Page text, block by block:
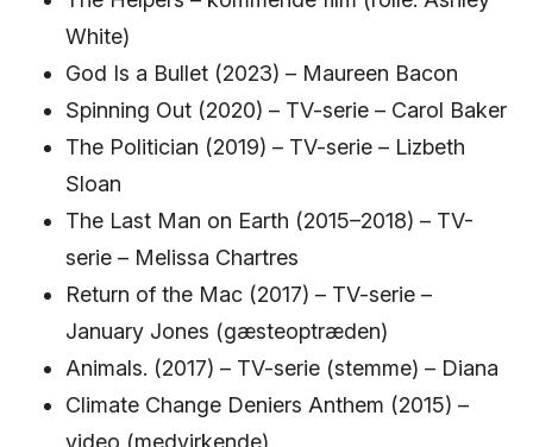
White)
God Is a Bullet (2023) – Maureen Bacon
Spinning Out (2020) – TV-serie – Carol Baker
The Politician (2019) – TV-serie – Lizbeth
Sloan
The Last Man on Earth (2015–2018) – TV-
serie – Melissa Chartres
Return of the Mac (2017) – TV-serie –
January Jones (gæsteoptræden)
Animals. (2017) – TV-serie (stemme) – Diana
Climate Change Deniers Anthem (2015) –
video (medvirkende)